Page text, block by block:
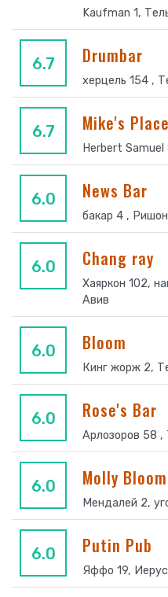
Kaufman 1,
6.7 Drumbar
херцель 154 ,
6.7 Mike's Place
Herbert
6.0 News Bar
бакар 4 ,
6.0 Chang ray
Хаяркон 102,
Авив
6.0 Bloom
Кинг жорж 2,
6.0 Rose's Bar
Арлозоров 58 ,
6.0 Molly
Мендалей 2,
6.0 Putin Pub
Яффo 19,